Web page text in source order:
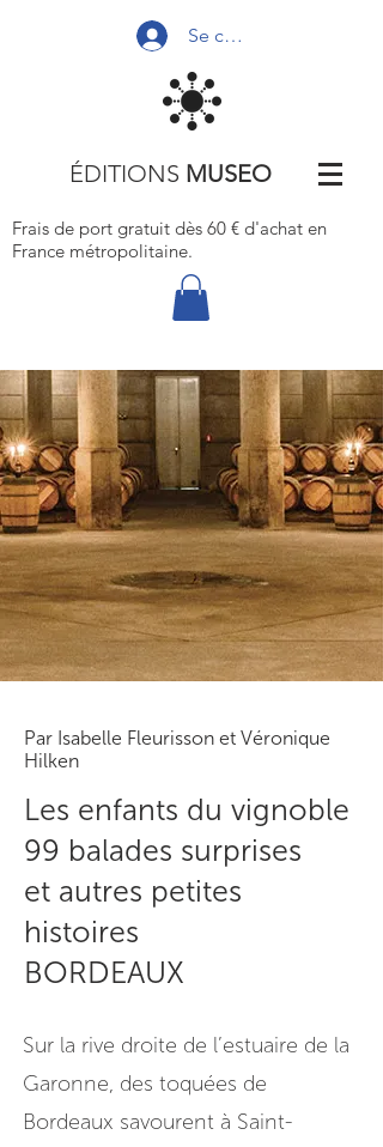
Se connecter
ÉDITIONS MUSEO
Frais de port gratuit dès 60 € d'achat en
France métropolitaine.
Par Isabelle Fleurisson et Véronique
Hilken
Les enfants du vignoble
99 balades surprises
et autres petites
histoires
BORDEAUX
Sur la rive droite de l’estuaire de la
Garonne, des toquées de
Bordeaux savourent à Saint-